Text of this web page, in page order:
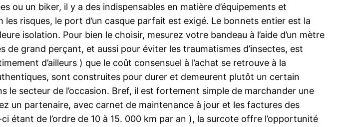
ou un biker, il y a des indispensables en matière d’équipements et
risques, le port d’un casque parfait est exigé. Le bonnets entier est la
isolation. Pour bien le choisir, mesurez votre bandeau à l’aide d’un mètre
grand perçant, et aussi pour éviter les traumatismes d’insectes, est
d’ailleurs ) que le coût consensuel à l’achat se retrouve à la
sont construites pour durer et demeurent plutôt un certain
le secteur de l’occasion. Bref, il est fortement simple de marchander une
un partenaire, avec carnet de maintenance à jour et les factures des
de l’ordre de 10 à 15. 000 km par an ), la surcote offre l’opportunité